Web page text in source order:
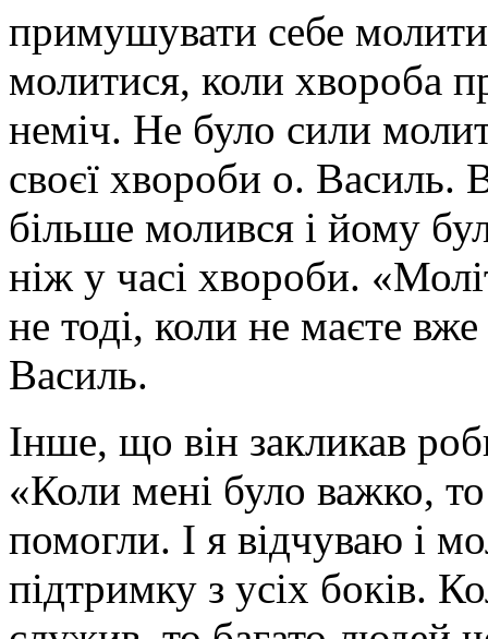
примушувати себе
молитися, коли хвороба
неміч. Не було сили
своєї хвороби о. Василь.
більше молився і йому
ніж у часі хвороби.
не тоді, коли не маєте
Василь.
Інше, що він закликав
«Коли мені було важко, то
помогли. І я відчуваю і
підтримку з усіх боків.